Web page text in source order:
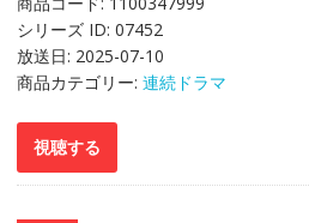
シリーズ ID: 07452
放送日: 2025-07-10
商品カテゴリー: 連続ドラマ